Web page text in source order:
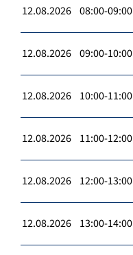
12.08.2026 08:00-09:00
12.08.2026 09:00-10:00
12.08.2026 10:00-11:00
12.08.2026 11:00-12:00
12.08.2026 12:00-13:00
12.08.2026 13:00-14:00